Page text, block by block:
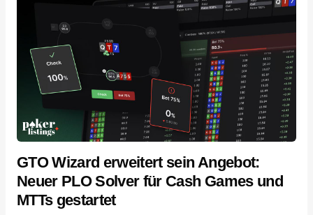
GTO Wizard erweitert sein Angebot:
Neuer PLO Solver für Cash Games und
MTTs gestartet